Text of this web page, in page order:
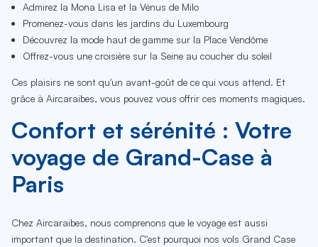
Admirez la Mona Lisa et la Vénus de Milo
Promenez-vous dans les jardins du Luxembourg
Découvrez la mode haut de gamme sur la Place Vendôme
Offrez-vous une croisière sur la Seine au coucher du soleil
Ces plaisirs ne sont qu'un avant-goût de ce qui vous attend. Et
grâce à Aircaraibes, vous pouvez vous offrir ces moments magiques.
Confort et sérénité : Votre
voyage de Grand-Case à
Paris
Chez Aircaraibes, nous comprenons que le voyage est aussi
important que la destination. C'est pourquoi nos vols Grand Case